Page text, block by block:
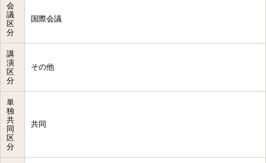
会
議
区
分
国際会議
講
演
区
分
その他
単
独
共
同
区
分
共同